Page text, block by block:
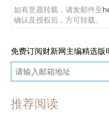
如有意愿转载，请发邮件至
确认及授权后，方可转载。
免费订阅财新网主编精选版
推荐阅读